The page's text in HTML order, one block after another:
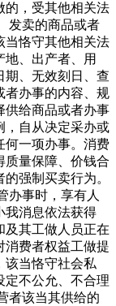
的，受其他相关法
发卖的商品或者
当恪守其他相关法
、出产者、用
期、无效刻日、查
者办事的内容、规
供给商品或者办事
，自从决定采办或
何一项办事。消费
质量保障、价钱合
强制买卖行为。
办事时，享有人
我消息依法获得
及其工做人员正在
消费者权益工做提
该当恪守社会私
定不公允、不合理
者该当其供给的